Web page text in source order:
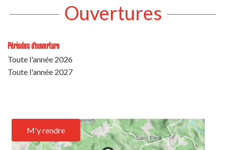
Ouvertures
Périodes d'ouverture
Toute l'année 2026
Toute l'année 2027
M'y rendre